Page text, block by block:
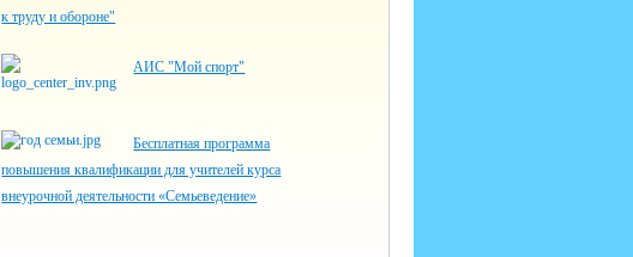
к труду и обороне"
АИС "Мой спорт"
Бесплатная программа
повышения квалификации для учителей курса
внеурочной деятельности «Семьеведение»